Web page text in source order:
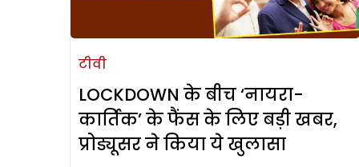
टीवी
LOCKDOWN के बीच ‘नायरा-
कार्तिक’ के फैंस के लिए बड़ी खबर,
प्रोड्यूसर ने किया ये खुलासा